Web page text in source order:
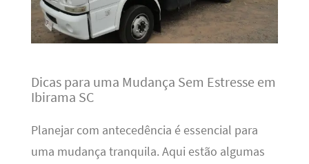
Dicas para uma Mudança Sem Estresse em
Ibirama SC
Planejar com antecedência é essencial para
uma mudança tranquila. Aqui estão algumas